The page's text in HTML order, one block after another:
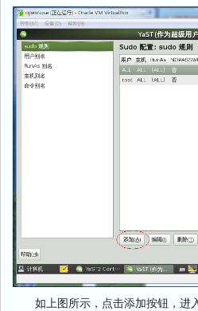
如上图所示，点击添加按钮，进